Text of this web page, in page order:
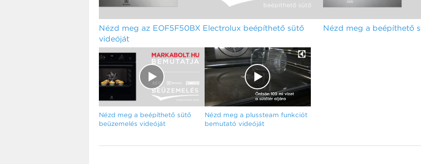
Nézd meg az EOF5F50BX Electrolux beépíthető sütő
videóját
Nézd meg a beépíthető
Nézd meg a beépíthető sütő
beüzemelés videóját
Nézd meg a plussteam funkciót
bemutató videóját